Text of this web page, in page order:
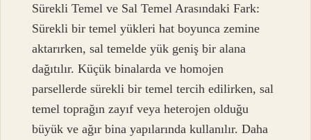
Sürekli Temel ve Sal Temel Arasındaki Fark:
Sürekli bir temel yükleri hat boyunca zemine
aktarırken, sal temelde yük geniş bir alana
dağıtılır. Küçük binalarda ve homojen
parsellerde sürekli bir temel tercih edilirken, sal
temel toprağın zayıf veya heterojen olduğu
büyük ve ağır bina yapılarında kullanılır. Daha